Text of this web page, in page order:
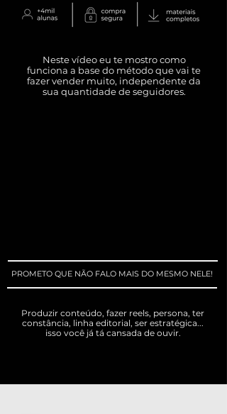
Neste vídeo eu te mostro como
funciona a base do método que vai te
fazer vender muito, independente da
sua quantidade de seguidores.
PROMETO QUE NÃO FALO MAIS DO MESMO NELE!
Produzir conteúdo, fazer reels, persona, ter
constância, linha editorial, ser estratégica...
isso você já tá cansada de ouvir.